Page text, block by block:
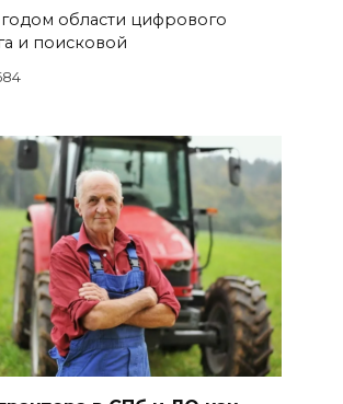
области цифрового
и поисковой